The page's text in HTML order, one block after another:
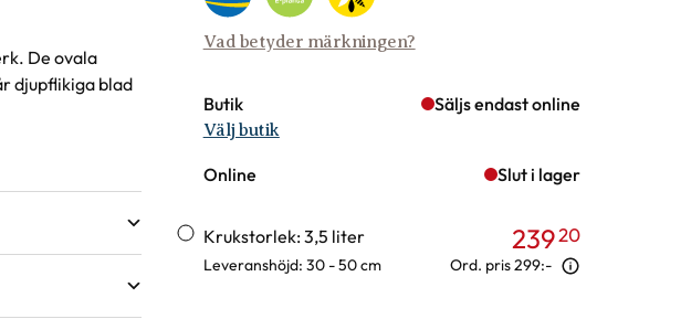
Vad betyder märkningen?
Butik Säljs endast online
Välj butik
Online Slut i lager
Krukstorlek: 3,5 liter
Leveranshöjd: 30 - 50 cm
23920
Ord. pris299:-
De ovala
djupflikiga blad